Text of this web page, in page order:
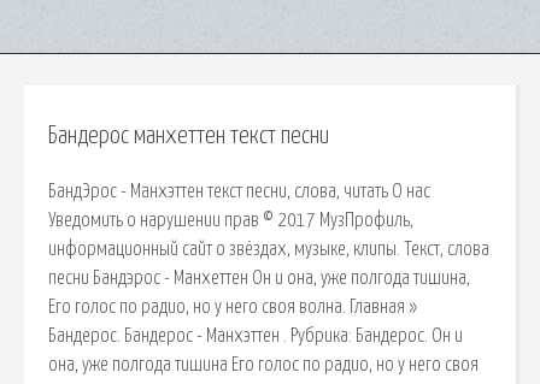
Бандерос манхеттен текст песни
БандЭрос - Манхэттен текст песни, слова, читать О нас
Уведомить о нарушении прав © 2017 МузПрофиль,
информационный сайт о звёздах, музыке, клипы. Текст, слова
песни Бандэрос - Манхеттен Он и она, уже полгода тишина,
Его голос по радио, но у него своя волна. Главная »
Бандерос. Бандерос - Манхэттен . Рубрика: Бандерос. Он и
она, уже полгода тишина Его голос по радио, но у него своя